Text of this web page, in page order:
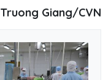
Giang/CVN